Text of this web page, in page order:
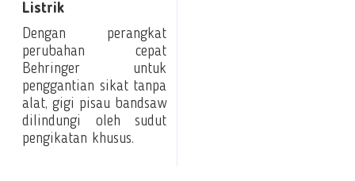
Listrik
Dengan perangkat
perubahan cepat
Behringer untuk
penggantian sikat tanpa
alat, gigi pisau bandsaw
dilindungi oleh sudut
pengikatan khusus.